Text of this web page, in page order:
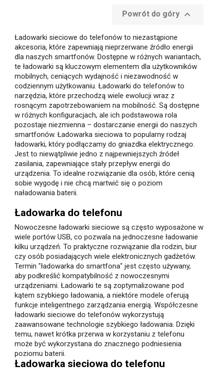
Powrót do góry 
Ładowarki sieciowe do telefonów to niezastąpione
akcesoria, które zapewniają nieprzerwane źródło energii
dla naszych smartfonów. Dostępne w różnych wariantach,
te ładowarki są kluczowym elementem dla użytkowników
mobilnych, ceniących wydajność i niezawodność w
codziennym użytkowaniu. Ładowarki do telefonów to
narzędzia, które przechodzą wiele ewolucji wraz z
rosnącym zapotrzebowaniem na mobilność. Są dostępne
w różnych konfiguracjach, ale ich podstawowa rola
pozostaje niezmienna – dostarczanie energii do naszych
smartfonów. Ładowarka sieciowa to popularny rodzaj
ładowarki, który podłączamy do gniazdka elektrycznego.
Jest to niewątpliwie jedno z najpewniejszych źródeł
zasilania, zapewniające stały przepływ energii do
urządzenia. To idealne rozwiązanie dla osób, które cenią
sobie wygodę i nie chcą martwić się o poziom
naładowania baterii.
Ładowarka do telefonu
Nowoczesne ładowarki sieciowe są często wyposażone w
wiele portów USB, co pozwala na jednoczesne ładowanie
kilku urządzeń. To praktyczne rozwiązanie dla rodzin, biur
czy osób posiadających wiele elektronicznych gadżetów.
Termin "ładowarka do smartfona" jest często używany,
aby podkreślić kompatybilność z nowoczesnymi
urządzeniami. Ładowarki te są zoptymalizowane pod
kątem szybkiego ładowania, a niektóre modele oferują
funkcje inteligentnego zarządzania energią. Współczesne
ładowarki sieciowe do telefonów wykorzystują
zaawansowane technologie szybkiego ładowania. Dzięki
temu, nawet krótka przerwa w korzystaniu z telefonu
może być wykorzystana do znacznego podniesienia
poziomu baterii.
Ładowarka sieciowa do telefonu